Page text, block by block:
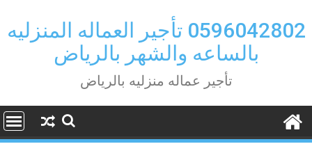
to
content
0596042802 تأجير العماله المنزليه
بالساعه والشهر بالرياض
تأجير عماله منزليه بالرياض